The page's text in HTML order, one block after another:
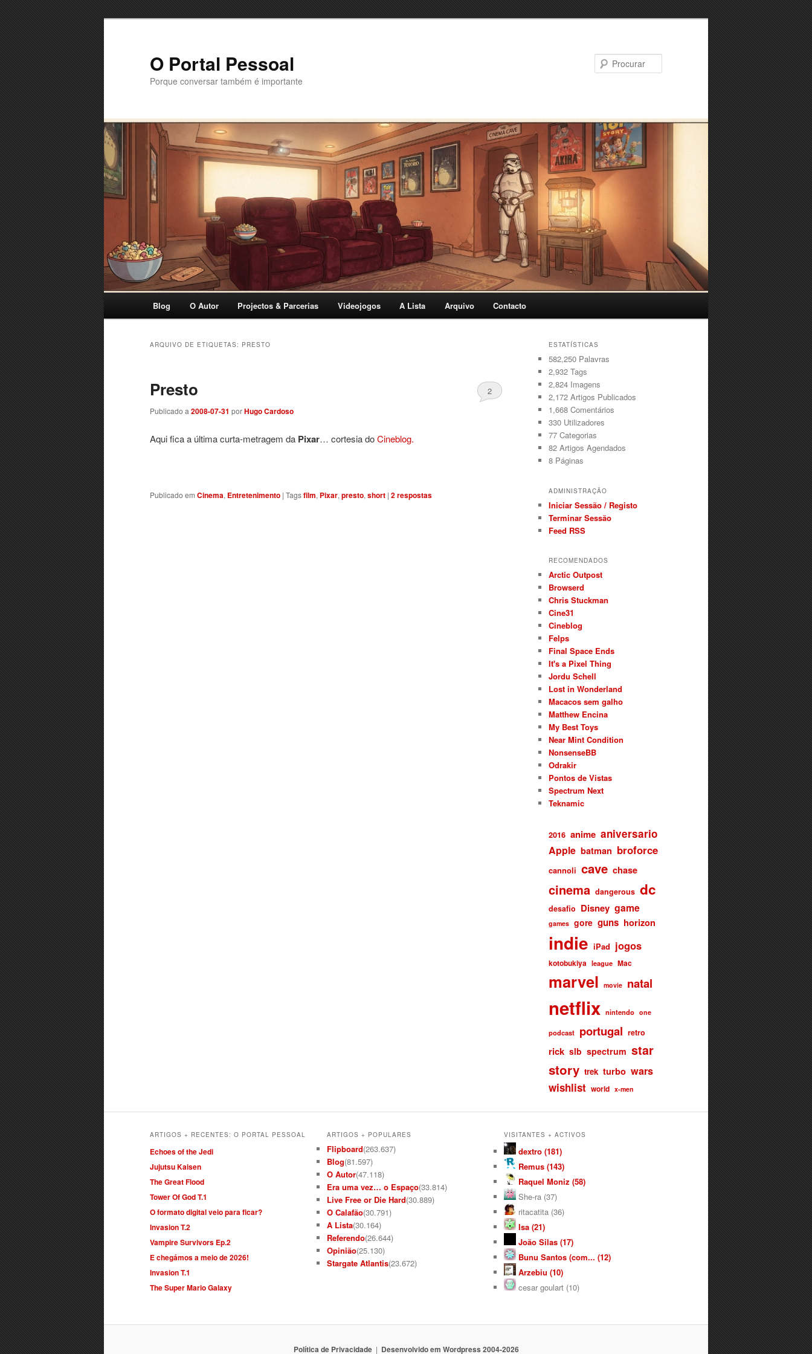
O Portal Pessoal
Porque conversar também é importante
Blog O Autor Projectos & Parcerias Videojogos A Lista Arquivo Contacto
ARQUIVO DE ETIQUETAS: PRESTO
Presto
Publicado a 2008-07-31 porHugo Cardoso
2
Aqui fica a última curta-metragem da Pixar… cortesia doCineblog.
Publicado em Cinema, Entretenimento | Tagsfilm, Pixar, presto, short | 2respostas
ESTATÍSTICAS
582,250 Palavras
2,932 Tags
2,824 Imagens
2,172 Artigos Publicados
1,668 Comentários
330 Utilizadores
77 Categorias
82 Artigos Agendados
8 Páginas
ADMINISTRAÇÃO
Iniciar Sessão / Registo
Terminar Sessão
Feed RSS
RECOMENDADOS
Arctic Outpost
Browserd
Chris Stuckman
Cine31
Cineblog
Felps
Final Space Ends
It's a Pixel Thing
Jordu Schell
Lost in Wonderland
Macacos sem galho
Matthew Encina
My Best Toys
Near Mint Condition
NonsenseBB
Odrakir
Pontos de Vistas
Spectrum Next
Teknamic
2016 anime aniversario
Apple batman broforce
cannoli cave chase
cinema dangerous dc
desafio Disney game
games gore guns horizon
indie iPad jogos
kotobukiya league Mac
marvel movie natal
netflix nintendo one
podcast portugal retro
rick slb spectrum star
story trek turbo wars
wishlist world x-men
ARTIGOS + RECENTES: O PORTAL PESSOAL
Echoes of the Jedi
Jujutsu Kaisen
The Great Flood
Tower Of God T.1
O formato digital veio para ficar?
Invasion T.2
Vampire Survivors Ep.2
E chegámos a meio de 2026!
Invasion T.1
The Super Mario Galaxy
ARTIGOS + POPULARES
Flipboard(263.637)
Blog(81.597)
O Autor(47.118)
Era uma vez… o Espaço(33.814)
Live Free or Die Hard(30.889)
O Calafão(30.791)
A Lista(30.164)
Referendo(26.644)
Opinião(25.130)
Stargate Atlantis(23.672)
VISITANTES + ACTIVOS
dextro (181)
Remus (143)
Raquel Moniz (58)
She-ra (37)
ritacatita (36)
Isa (21)
João Silas (17)
Bunu Santos (com... (12)
Arzebiu (10)
cesar goulart (10)
Política de Privacidade Desenvolvido em Wordpress 2004-2026